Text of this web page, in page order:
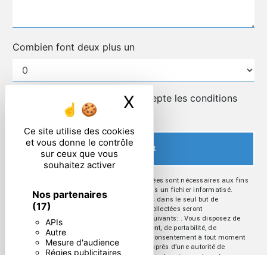
Ce site utilise des cookies
et vous donne le contrôle
sur ceux que vous
souhaitez activer
Nos partenaires
(17)
APIs
Autre
Mesure d'audience
Régies publicitaires
X Masquer le
Combien font deux plus un
En cochant cette case, j'accepte les conditions
particulières ci-dessous **
ENVOYER
** Les données personnelles communiquées sont nécessaires aux fins
de vous contacter et sont enregistrées dans un fichier informatisé.
Elles sont destinées à et ses sous-traitants dans le seul but de
répondre à votre message. Les données collectées seront
communiquées aux seuls destinataires suivants: . Vous disposez de
droits d’accès, de rectification, d’effacement, de portabilité, de
limitation, d’opposition, de retrait de votre consentement à tout moment
et du droit d’introduire une réclamation auprès d’une autorité de